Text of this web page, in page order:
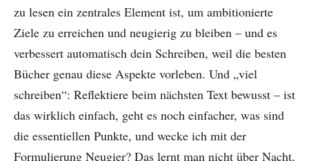
zu lesen ein zentrales Element ist, um ambitionierte
Ziele zu erreichen und neugierig zu bleiben – und es
verbessert automatisch dein Schreiben, weil die besten
Bücher genau diese Aspekte vorleben. Und „viel
schreiben“: Reflektiere beim nächsten Text bewusst – ist
das wirklich einfach, geht es noch einfacher, was sind
die essentiellen Punkte, und wecke ich mit der
Formulierung Neugier? Das lernt man nicht über Nacht,